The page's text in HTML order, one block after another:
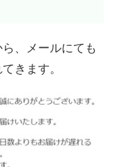
、メールにても
きます。